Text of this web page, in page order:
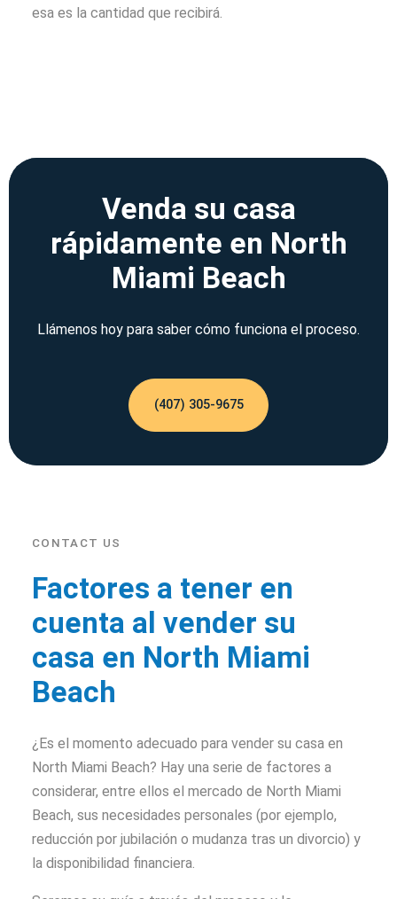
esa es la cantidad que recibirá.
Venda su casa
rápidamente en North
Miami Beach
Llámenos hoy para saber cómo funciona el proceso.
(407) 305-9675
CONTACT US
Factores a tener en
cuenta al vender su
casa en North Miami
Beach
¿Es el momento adecuado para vender su casa en
North Miami Beach? Hay una serie de factores a
considerar, entre ellos el mercado de North Miami
Beach, sus necesidades personales (por ejemplo,
reducción por jubilación o mudanza tras un divorcio) y
la disponibilidad financiera.